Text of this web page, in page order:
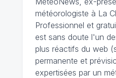
météorologiste à La
Professionnel et
est sans doute l'un
plus réactifs du web
permanente et
expertisées par un